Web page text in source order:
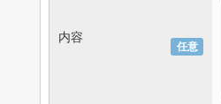
任意
内容